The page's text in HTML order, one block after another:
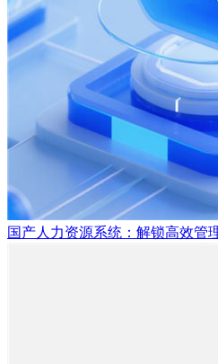
国产人力资源系统：解锁高效管